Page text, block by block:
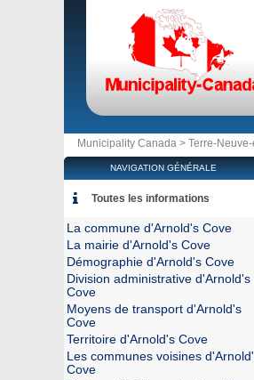
Municipality Canada > Terre-
NAVIGATION GÉNÉRALE
Toutes les informations
La commune d'Arnold's Cove
La mairie d'Arnold's Cove
Démographie d'Arnold's Cove
Division administrative d'Arnold's
Cove
Moyens de transport d'Arnold's
Cove
Territoire d'Arnold's Cove
Les communes voisines
Cove